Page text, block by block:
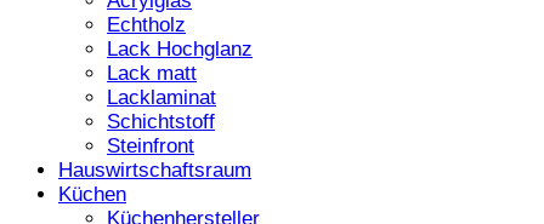
Echtholz
Lack Hochglanz
Lack matt
Lacklaminat
Schichtstoff
Steinfront
Hauswirtschaftsraum
Küchen
Küchenhersteller